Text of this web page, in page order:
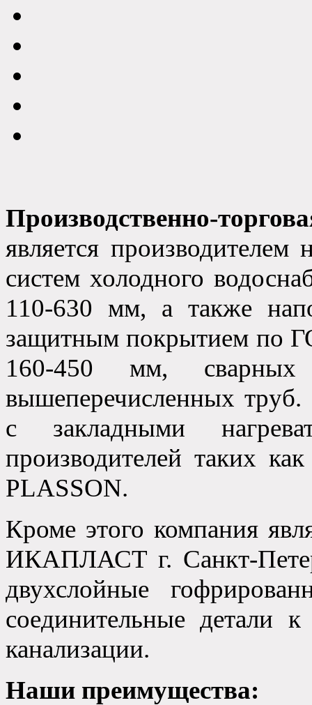
Производственно-
является
систем холодного
110-630 мм, а также
защитным покрытием по
160-450 мм, сварных
вышеперечисленных труб.
с закладными
производителей таких
PLASSON.
Кроме этого компания
ИКАПЛАСТ г. Санкт-
двухслойные
соединительные детали
канализации.
Наши преимущества: